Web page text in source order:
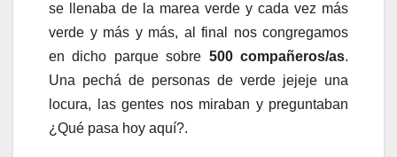
se llenaba de la marea verde y cada vez más
verde y más y más, al final nos congregamos
en dicho parque sobre 500 compañeros/as.
Una pechá de personas de verde jejeje una
locura, las gentes nos miraban y preguntaban
¿Qué pasa hoy aquí?.